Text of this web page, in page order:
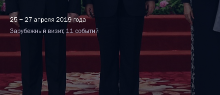
25 − 27 апреля 2019 года
Зарубежный визит, 11 событий